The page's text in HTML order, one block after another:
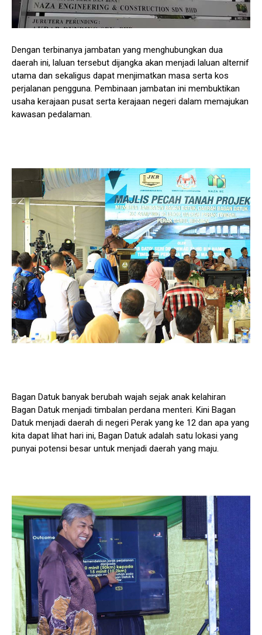
Dengan terbinanya jambatan yang menghubungkan dua
daerah ini, laluan tersebut dijangka akan menjadi laluan alternif
utama dan sekaligus dapat menjimatkan masa serta kos
perjalanan pengguna. Pembinaan jambatan ini membuktikan
usaha kerajaan pusat serta kerajaan negeri dalam memajukan
kawasan pedalaman.
Bagan Datuk banyak berubah wajah sejak anak kelahiran
Bagan Datuk menjadi timbalan perdana menteri. Kini Bagan
Datuk menjadi daerah di negeri Perak yang ke 12 dan apa yang
kita dapat lihat hari ini, Bagan Datuk adalah satu lokasi yang
punyai potensi besar untuk menjadi daerah yang maju.